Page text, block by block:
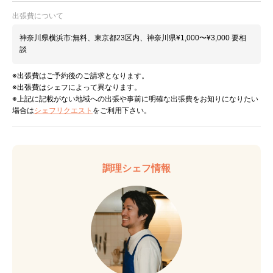
出張費について
神奈川県横浜市:無料、東京都23区内、神奈川県¥1,000〜¥3,000 要相
談
※出張費はご予約後のご請求となります。
※出張費はシェフによって異なります。
※上記に記載がない地域への出張や事前に明確な出張費をお知りになりたい
場合はシェフリクエスト をご利用下さい。
調理シェフ情報